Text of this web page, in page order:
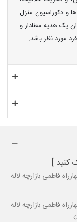
و دکوراسیون منزل
یک هدیه معنادار و
مورد نظر باشد.
کنید ]
فاطمی بازارچه لاله
فاطمی بازارچه لاله